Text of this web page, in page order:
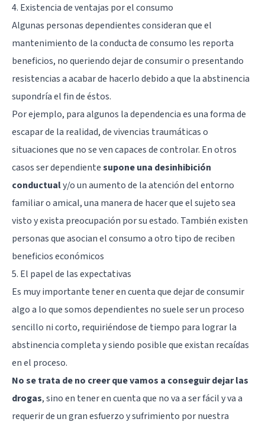
4. Existencia de ventajas por el consumo
Algunas personas dependientes consideran que el
mantenimiento de la conducta de consumo les reporta
beneficios, no queriendo dejar de consumir o presentando
resistencias a acabar de hacerlo debido a que la abstinencia
supondría el fin de éstos.
Por ejemplo, para algunos la dependencia es una forma de
escapar de la realidad, de vivencias traumáticas o
situaciones que no se ven capaces de controlar. En otros
casos ser dependientesupone una desinhibición
conductualy/o un aumento de la atención del entorno
familiar o amical, una manera de hacer que el sujeto sea
visto y exista preocupación por su estado. También existen
personas que asocian el consumo a otro tipo de reciben
beneficios económicos
5. El papel de las expectativas
Es muy importante tener en cuenta que dejar de consumir
algo a lo que somos dependientes no suele ser un proceso
sencillo ni corto, requiriéndose de tiempo para lograr la
abstinencia completa y siendo posible que existan recaídas
en el proceso.
No se trata de no creer que vamos a conseguir dejar las
drogas, sino en tener en cuenta que no va a ser fácil y va a
requerir de un gran esfuerzo y sufrimiento por nuestra